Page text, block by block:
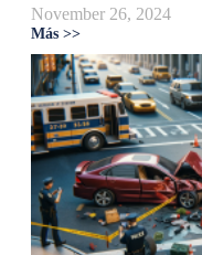
November 26, 2024
Más >>